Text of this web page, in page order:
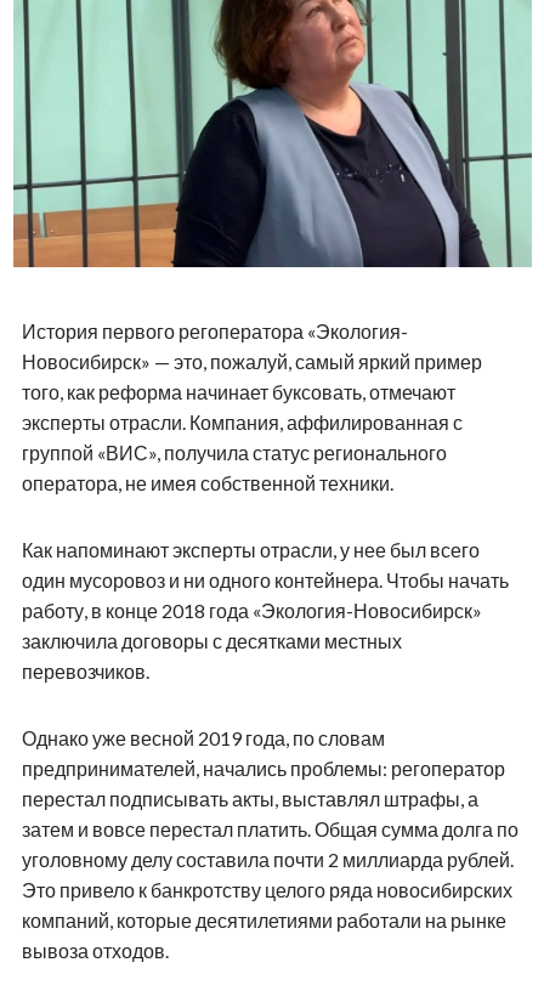
История первого регоператора «Экология-
Новосибирск» — это, пожалуй, самый яркий пример
того, как реформа начинает буксовать, отмечают
эксперты отрасли. Компания, аффилированная с
группой «ВИС», получила статус регионального
оператора, не имея собственной техники.
Как напоминают эксперты отрасли, у нее был всего
один мусоровоз и ни одного контейнера. Чтобы начать
работу, в конце 2018 года «Экология-Новосибирск»
заключила договоры с десятками местных
перевозчиков.
Однако уже весной 2019 года, по словам
предпринимателей, начались проблемы: регоператор
перестал подписывать акты, выставлял штрафы, а
затем и вовсе перестал платить. Общая сумма долга по
уголовному делу составила почти 2 миллиарда рублей.
Это привело к банкротству целого ряда новосибирских
компаний, которые десятилетиями работали на рынке
вывоза отходов.